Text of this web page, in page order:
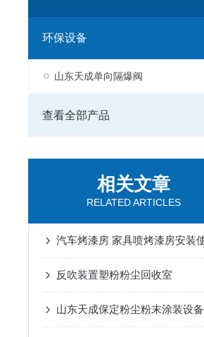
环保设备
山东天成单向隔爆阀
查看全部产品
相关文章
RELATED ARTICLES
反吹装置塑粉粉尘回收室
山东天成保定粉尘粉末涂装设备